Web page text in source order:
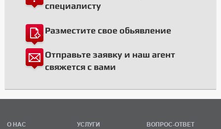
специалисту
Разместите свое обьявление
Отправьте заявку и наш агент
свяжется с вами
О НАС
УСЛУГИ
ВОПРОС-ОТВЕТ